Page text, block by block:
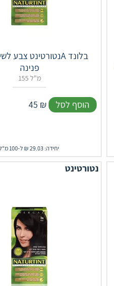
פנינה
155 מ"ל
45 ₪ הוסף לסל
יחידה: 29.03 ₪ ל-100 מ"ל
נטורטינט